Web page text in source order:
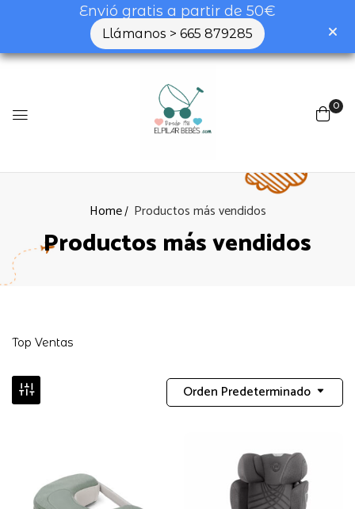
Envió gratis a partir de 50€
Llámanos > 665 879285
0
Home Productos más vendidos
Productos más vendidos
Top Ventas
Orden Predeterminado